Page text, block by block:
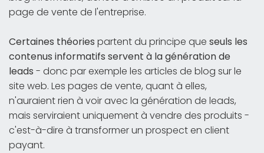
page de vente de l'entreprise.
Certaines théories partent du principe que seuls les
contenus informatifs servent à la génération de
leads - donc par exemple les articles de blog sur le
site web. Les pages de vente, quant à elles,
n'auraient rien à voir avec la génération de leads,
mais serviraient uniquement à vendre des produits -
c'est-à-dire à transformer un prospect en client
payant.